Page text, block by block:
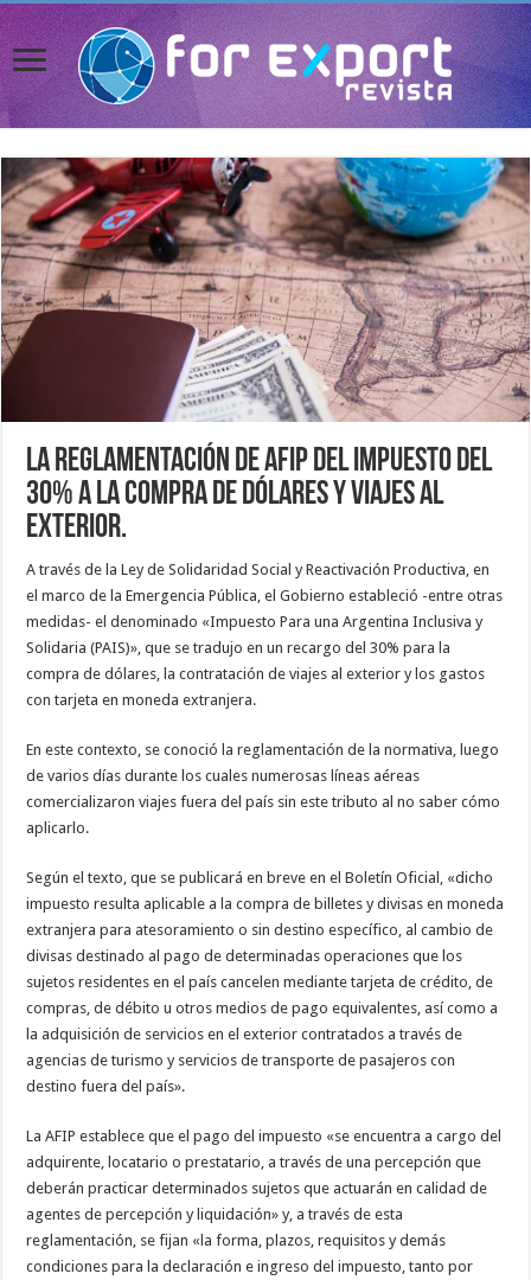
La reglamentación de AFIP del impuesto del
30% a la compra de dólares y viajes al
exterior.
A través de la Ley de Solidaridad Social y Reactivación Productiva, en
el marco de la Emergencia Pública, el Gobierno estableció -entre otras
medidas- el denominado «Impuesto Para una Argentina Inclusiva y
Solidaria (PAIS)», que se tradujo en un recargo del 30% para la
compra de dólares, la contratación de viajes al exterior y los gastos
con tarjeta en moneda extranjera.
En este contexto, se conoció la reglamentación de la normativa, luego
de varios días durante los cuales numerosas líneas aéreas
comercializaron viajes fuera del país sin este tributo al no saber cómo
aplicarlo.
Según el texto, que se publicará en breve en el Boletín Oficial, «dicho
impuesto resulta aplicable a la compra de billetes y divisas en moneda
extranjera para atesoramiento o sin destino específico, al cambio de
divisas destinado al pago de determinadas operaciones que los
sujetos residentes en el país cancelen mediante tarjeta de crédito, de
compras, de débito u otros medios de pago equivalentes, así como a
la adquisición de servicios en el exterior contratados a través de
agencias de turismo y servicios de transporte de pasajeros con
destino fuera del país».
La AFIP establece que el pago del impuesto «se encuentra a cargo del
adquirente, locatario o prestatario, a través de una percepción que
deberán practicar determinados sujetos que actuarán en calidad de
agentes de percepción y liquidación» y, a través de esta
reglamentación, se fijan «la forma, plazos, requisitos y demás
condiciones para la declaración e ingreso del impuesto, tanto por